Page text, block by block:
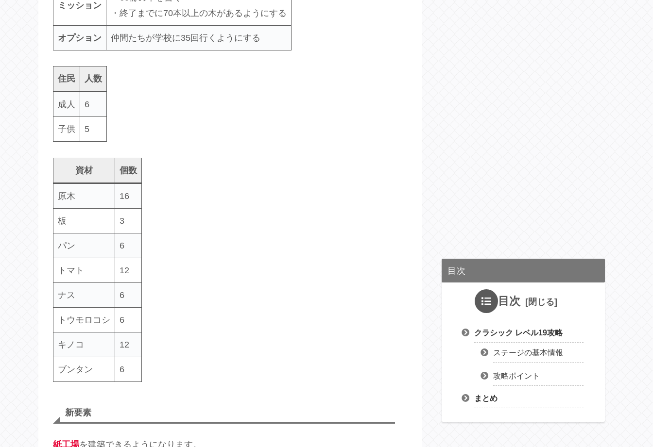
ミッション
・終了までに70本以上の木があるようにする
オプション 仲間たちが学校に35回行くようにする
住民 人数
成人 6
子供 5
資材 個数
原木 16
板 3
パン 6
トマト 12
ナス 6
トウモロコシ 6
キノコ 12
ブンタン 6
新要素
紙工場を建築できるようになります。
目次
目次
クラシック レベル19攻略
ステージの基本情報
攻略ポイント
まとめ